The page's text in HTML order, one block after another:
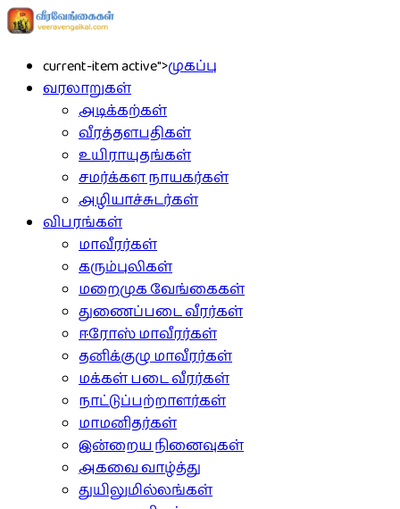
current-item active">முகப்பு
வரலாறுகள்
அடிக்கற்கள்
வீரத்தளபதிகள்
உயிராயுதங்கள்
சமர்க்கள நாயகர்கள்
அழியாச்சுடர்கள்
விபரங்கள்
மாவீரர்கள்
கரும்புலிகள்
மறைமுக வேங்கைகள்
துணைப்படை வீரர்கள்
ஈரோஸ் மாவீரர்கள்
தனிக்குழு மாவீரர்கள்
மக்கள் படை வீரர்கள்
நாட்டுப்பற்றாளர்கள்
மாமனிதர்கள்
இன்றைய நினைவுகள்
அகவை வாழ்த்து
துயிலுமில்லங்கள்